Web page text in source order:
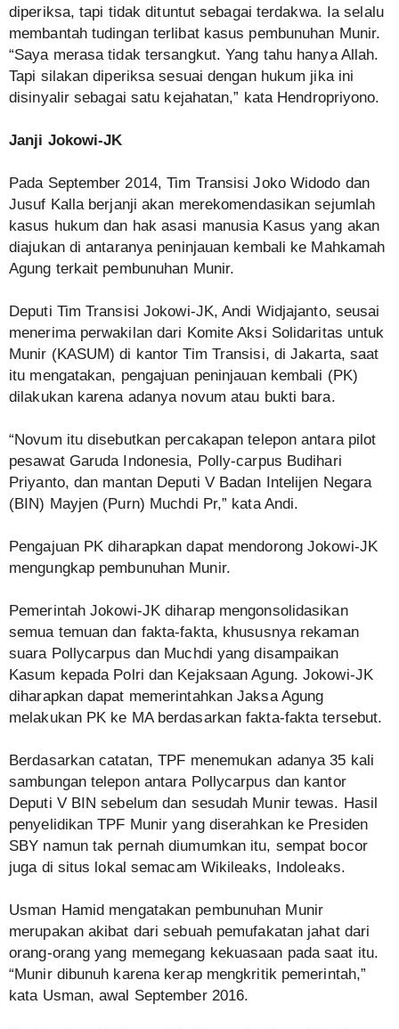
diperiksa, tapi tidak dituntut sebagai terdakwa. Ia selalu
membantah tudingan terlibat kasus pembunuhan Munir.
“Saya merasa tidak tersangkut. Yang tahu hanya Allah.
Tapi silakan diperiksa sesuai dengan hukum jika ini
disinyalir sebagai satu kejahatan,” kata Hendropriyono.
Janji Jokowi-JK
Pada September 2014, Tim Transisi Joko Widodo dan
Jusuf Kalla berjanji akan merekomendasikan sejumlah
kasus hukum dan hak asasi manusia Kasus yang akan
diajukan di antaranya peninjauan kembali ke Mahkamah
Agung terkait pembunuhan Munir.
Deputi Tim Transisi Jokowi-JK, Andi Widjajanto, seusai
menerima perwakilan dari Komite Aksi Solidaritas untuk
Munir (KASUM) di kantor Tim Transisi, di Jakarta, saat
itu mengatakan, pengajuan peninjauan kembali (PK)
dilakukan karena adanya novum atau bukti bara.
“Novum itu disebutkan percakapan telepon antara pilot
pesawat Garuda Indonesia, Polly-carpus Budihari
Priyanto, dan mantan Deputi V Badan Intelijen Negara
(BIN) Mayjen (Purn) Muchdi Pr,” kata Andi.
Pengajuan PK diharapkan dapat mendorong Jokowi-JK
mengungkap pembunuhan Munir.
Pemerintah Jokowi-JK diharap mengonsolidasikan
semua temuan dan fakta-fakta, khususnya rekaman
suara Pollycarpus dan Muchdi yang disampaikan
Kasum kepada Polri dan Kejaksaan Agung. Jokowi-JK
diharapkan dapat memerintahkan Jaksa Agung
melakukan PK ke MA berdasarkan fakta-fakta tersebut.
Berdasarkan catatan, TPF menemukan adanya 35 kali
sambungan telepon antara Pollycarpus dan kantor
Deputi V BIN sebelum dan sesudah Munir tewas. Hasil
penyelidikan TPF Munir yang diserahkan ke Presiden
SBY namun tak pernah diumumkan itu, sempat bocor
juga di situs lokal semacam Wikileaks, Indoleaks.
Usman Hamid mengatakan pembunuhan Munir
merupakan akibat dari sebuah pemufakatan jahat dari
orang-orang yang memegang kekuasaan pada saat itu.
“Munir dibunuh karena kerap mengkritik pemerintah,”
kata Usman, awal September 2016.